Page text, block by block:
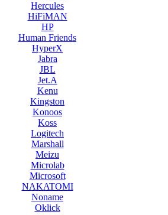
Hercules
HiFiMAN
HP
Human Friends
HyperX
Jabra
JBL
Jet.A
Kenu
Kingston
Konoos
Koss
Logitech
Marshall
Meizu
Microlab
Microsoft
NAKATOMI
Noname
Oklick